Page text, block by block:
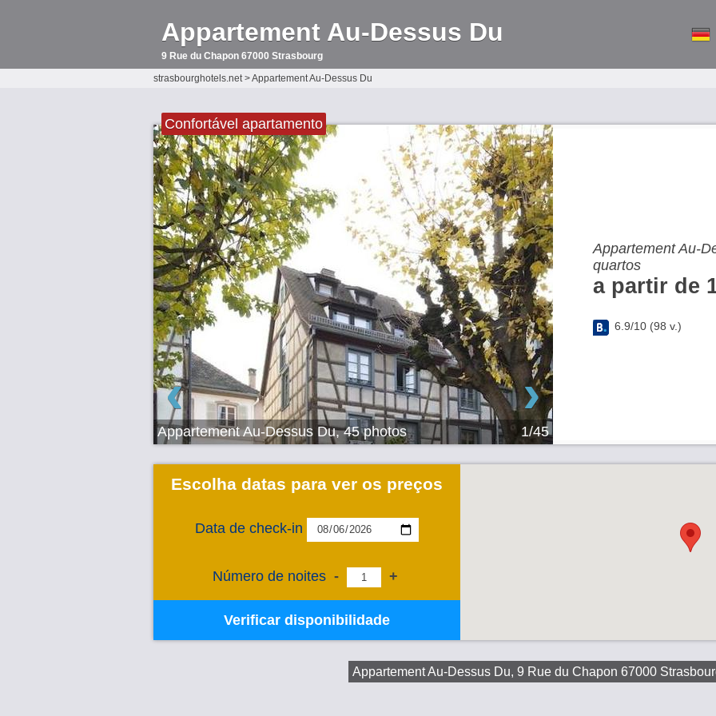
Appartement Au-Dessus Du
9 Rue du Chapon 67000 Strasbourg
strasbourghotels.net>Appartement Au-Dessus Du
Confortável apartamento
‹ ›
Appartement Au-Dessus Du, 45 photos 1/45
Appartement Au-
quartos
a partir de
6.9/10 (98 v.)
Escolha datas para ver os preços
Data de check-in
Número de noites - +
Verificar disponibilidade
Appartement Au-Dessus Du, 9 Rue du Chapon 67000